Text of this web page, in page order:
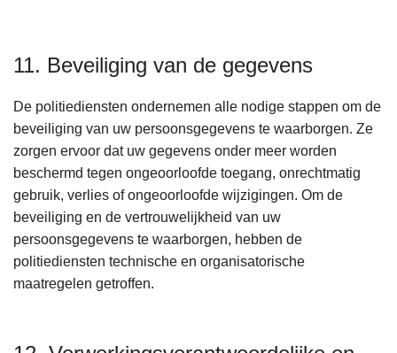
11. Beveiliging van de gegevens
De politiediensten ondernemen alle nodige stappen om de
beveiliging van uw persoonsgegevens te waarborgen. Ze
zorgen ervoor dat uw gegevens onder meer worden
beschermd tegen ongeoorloofde toegang, onrechtmatig
gebruik, verlies of ongeoorloofde wijzigingen. Om de
beveiliging en de vertrouwelijkheid van uw
persoonsgegevens te waarborgen, hebben de
politiediensten technische en organisatorische
maatregelen getroffen.